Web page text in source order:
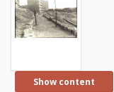
Show content